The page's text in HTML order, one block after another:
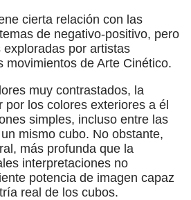
cierta relación con las
de negativo-positivo, pero
por artistas
movimientos de Arte Cinético.
muy contrastados, la
por los colores exteriores a él
simples, incluso entre las
mismo cubo. No obstante,
más profunda que la
interpretaciones no
potencia de imagen capaz
real de los cubos.